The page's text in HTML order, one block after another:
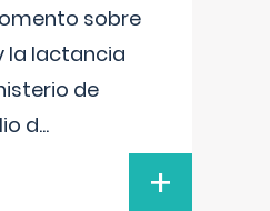
sobre
la lactancia
de
d...
+